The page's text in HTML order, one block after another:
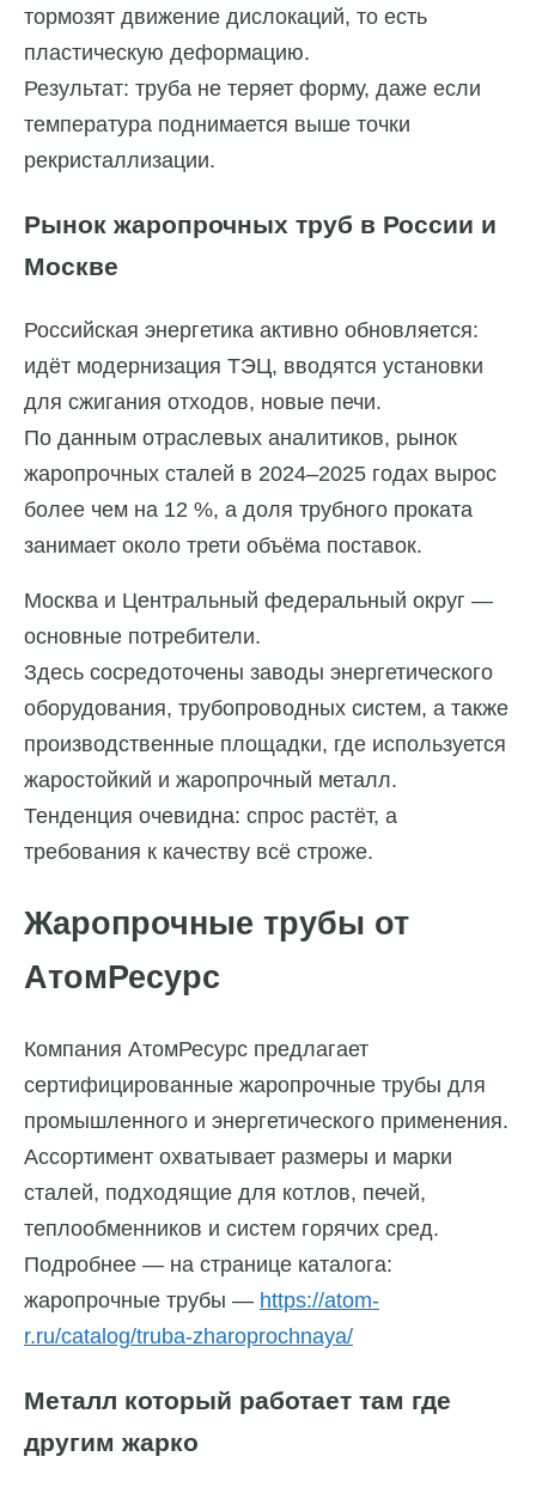
тормозят движение дислокаций, то есть
пластическую деформацию.
Результат: труба не теряет форму, даже если
температура поднимается выше точки
рекристаллизации.
Рынок жаропрочных труб в России и
Москве
Российская энергетика активно обновляется:
идёт модернизация ТЭЦ, вводятся установки
для сжигания отходов, новые печи.
По данным отраслевых аналитиков, рынок
жаропрочных сталей в 2024–2025 годах вырос
более чем на 12 %, а доля трубного проката
занимает около трети объёма поставок.
Москва и Центральный федеральный округ —
основные потребители.
Здесь сосредоточены заводы энергетического
оборудования, трубопроводных систем, а также
производственные площадки, где используется
жаростойкий и жаропрочный металл.
Тенденция очевидна: спрос растёт, а
требования к качеству всё строже.
Жаропрочные трубы от
АтомРесурс
Компания АтомРесурс предлагает
сертифицированные жаропрочные трубы для
промышленного и энергетического применения.
Ассортимент охватывает размеры и марки
сталей, подходящие для котлов, печей,
теплообменников и систем горячих сред.
Подробнее — на странице каталога:
жаропрочные трубы — https://atom-
r.ru/catalog/truba-zharoprochnaya/
Металл который работает там где
другим жарко